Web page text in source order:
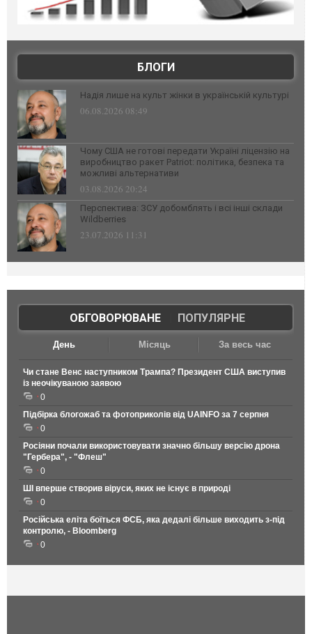
БЛОГИ
Надія лише на культ жінки в українській культурі
06.08.2026 08:49
Чому США не готові передати Україні ліцензію на
виробництво ракет Patriot: політика, безпека та
можливі альтернативи
03.08.2026 20:24
Перспектива: ЗСУ добомблять і всі інші склади
Wildberries
23.07.2026 11:31
ОБГОВОРЮВАНЕ| ПОПУЛЯРНЕ
День Місяць За весь час
Чи стане Венс наступником Трампа? Президент США виступив
із неочікуваною заявою
0
Підбірка блогожаб та фотоприколів від UAINFO за 7 серпня
0
Росіяни почали використовувати значно більшу версію дрона
"Гербера", - "Флеш"
0
ШІ вперше створив віруси, яких не існує в природі
0
Російська еліта боїться ФСБ, яка дедалі більше виходить з-під
контролю, - Bloomberg
0